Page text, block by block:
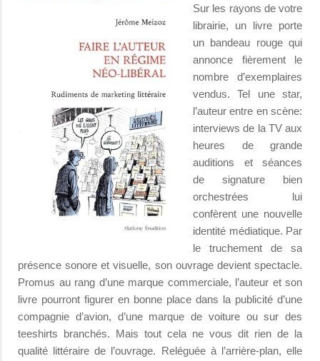
Sur les rayons de votre
librairie, un livre porte
un bandeau rouge qui
annonce fièrement le
nombre d’exemplaires
vendus. Tel une star,
l’auteur entre en scène:
interviews de la TV aux
heures de grande
auditions et séances
de signature bien
orchestrées lui
confèrent une nouvelle
identité médiatique. Par
le truchement de sa
présence sonore et visuelle, son ouvrage devient spectacle.
Promus au rang d’une marque commerciale, l’auteur et son
livre pourront figurer en bonne place dans la publicité d’une
compagnie d’avion, d’une marque de voiture ou sur des
teeshirts branchés. Mais tout cela ne vous dit rien de la
qualité littéraire de l’ouvrage. Reléguée à l’arrière-plan, elle